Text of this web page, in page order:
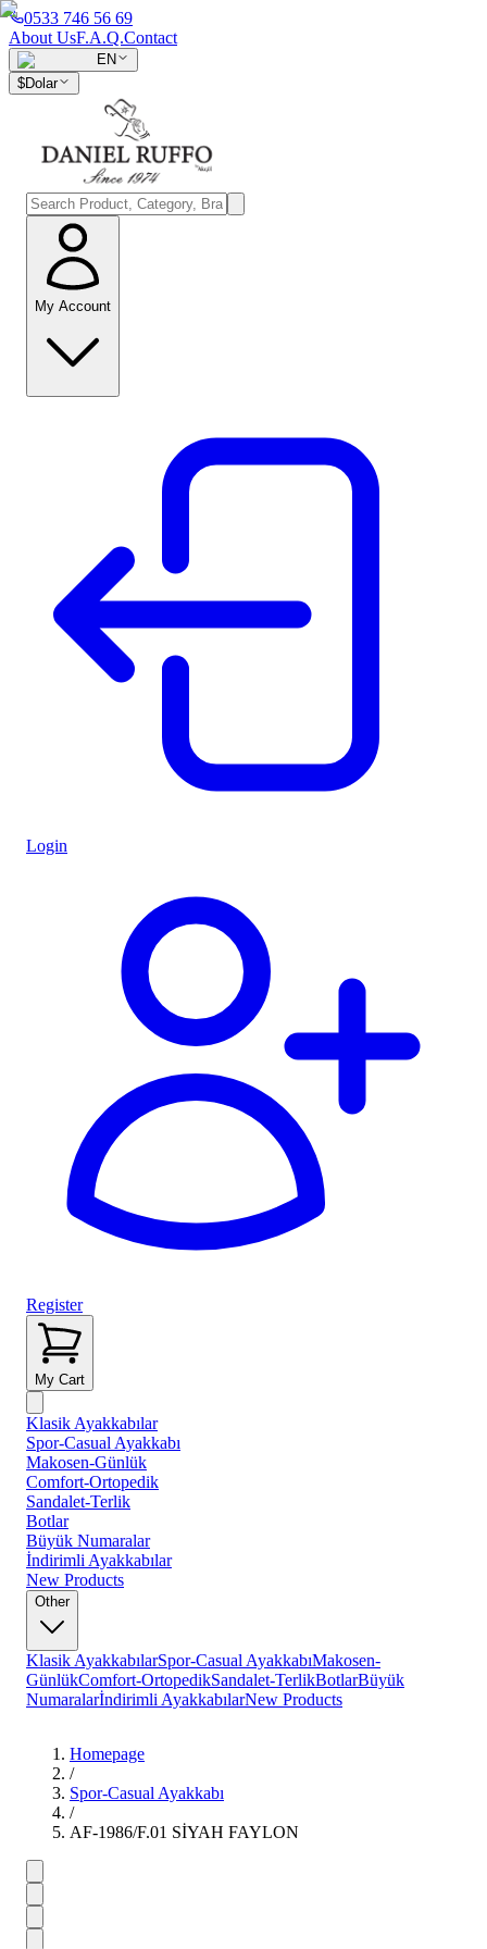
0533 746 56 69
About UsF.A.Q.Contact
EN
$Dolar
My Account
Login
Register
My Cart
Klasik Ayakkabılar
Spor-Casual Ayakkabı
Makosen-Günlük
Comfort-Ortopedik
Sandalet-Terlik
Botlar
Büyük Numaralar
İndirimli Ayakkabılar
New Products
Other
Klasik AyakkabılarSpor-Casual AyakkabıMakosen-
GünlükComfort-OrtopedikSandalet-TerlikBotlarBüyük
Numaralarİndirimli AyakkabılarNew Products
Homepage
/
Spor-Casual Ayakkabı
/
AF-1986/F.01 SİYAH FAYLON